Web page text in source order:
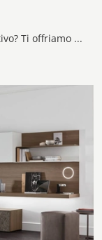
Vuoi allestire un living dinamico e operativo? Ti offriamo la parete attrezzata Unix Comp SU2113 Maronese dalle forme decise moderne.